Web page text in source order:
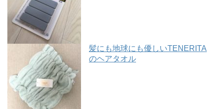
髪にも地球にも優しいTENERITA
のヘアタオル